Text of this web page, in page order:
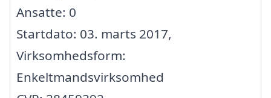
Ansatte: 0
Startdato: 03. marts 2017,
Virksomhedsform:
Enkeltmandsvirksomhed